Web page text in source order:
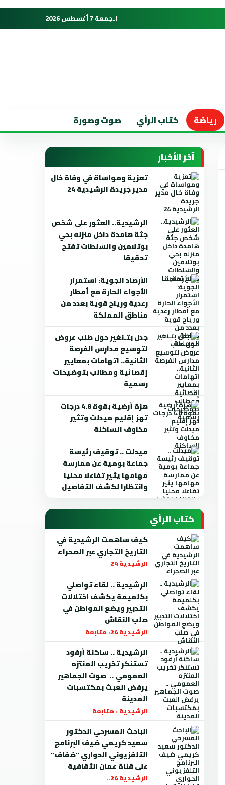
الجمعة 7 أغسطس 2026
رياضة كتاب الرأي صوت وصورة
آخر الأخبار
تعزية ومواساة في وفاة خال
مدير جريدة الرشيدية 24
الرشيدية.. العثور على شخص
جثة هامدة داخل منزله بحي
بوتلامين والسلطات تفتح
تحقيقا
الأرصاد الجوية: استمرار
الأجواء الحارة مع أمطار
رعدية ورياح قوية بعدد من
مناطق المملكة
جدل بتـنغير حول طلب عروض
لتوسيع مدارس الفرصة
الثانية.. اتهامات بمعايير
إقصائية ومطالب بتوضيحات
رسمية
هزة أرضية بقوة 4.8 درجات
تهز إقليم ميدلت وتثير
مخاوف الساكنة
ميدلت .. توقيف رئيسة
جماعة بومية عن ممارسة
مهامها يثير تفاعلا محليا
وانتظارا لكشف التفاصيل
كتاب الرأي
كيف ساهمت الرشيدية في
التاريخ التجاري عبر الصحراء
الرشيدية 24
الرشيدية .. لقاء تواصلي
بكلميمة يكشف اختلالات
التدبير ويضع المواطن في
صلب النقاش
الرشيدية 24: متابعة
الرشيدية .. ساكنة أرفود
تستنكر تخريب المنتزه
العمومي .. صوت الجماهير
يرفض العبث بمكتسبات
المدينة
الرشيدية : متابعة
الباحث المسرحي الدكتور
سعيد كريمي ضيف البرنامج
التلفزيوني الحواري “ضفاف”
على قناة عمان الثقافية
الرشيدية 24..